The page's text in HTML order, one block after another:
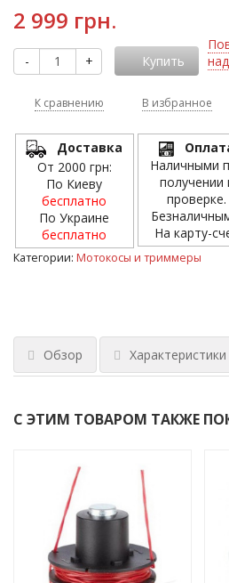
2 999 грн.
- + Купить
К сравнению В избранное
Доставка
От 2000 грн:
По Киеву
бесплатно
По Украине
бесплатно
Наличными
получении
проверке.
На карту-
Категории: Мотокосы и триммеры
Обзор Характеристики
С ЭТИМ ТОВАРОМ ТАКЖЕ